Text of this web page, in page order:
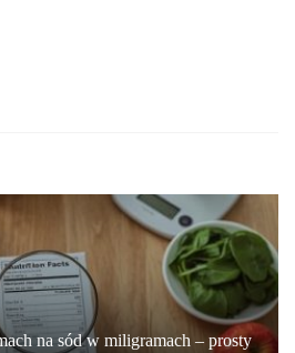
na sód w miligramach – prosty